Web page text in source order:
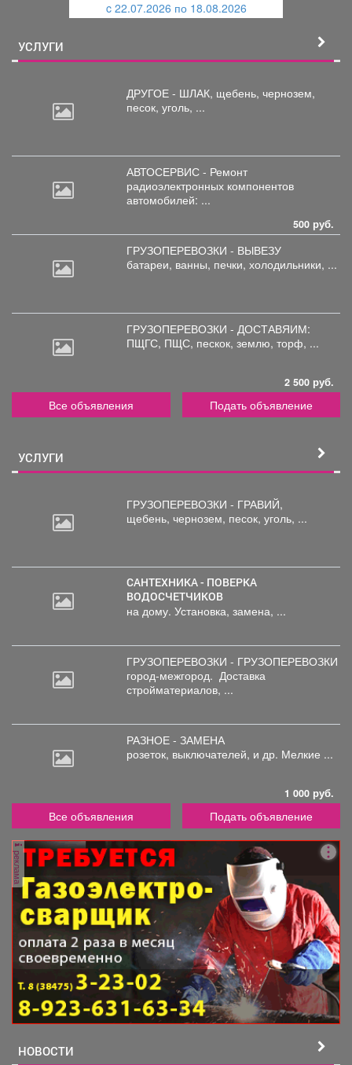
c 22.07.2026 по 18.08.2026
УСЛУГИ
ДРУГОЕ - ШЛАК, щебень, чернозем,
песок, уголь, ...
АВТОСЕРВИС - Ремонт
радиоэлектронных компонентов
автомобилей: ...
500 руб.
ГРУЗОПЕРЕВОЗКИ - ВЫВЕЗУ
батареи, ванны, печки, холодильники, ...
ГРУЗОПЕРЕВОЗКИ - ДОСТАВЯИМ:
ПЩГС, ПЩС, пескок, землю, торф, ...
2 500 руб.
Все объявления Подать объявление
УСЛУГИ
ГРУЗОПЕРЕВОЗКИ - ГРАВИЙ,
щебень, чернозем, песок, уголь, ...
САНТЕХНИКА - ПОВЕРКА
ВОДОСЧЕТЧИКОВ
на дому. Установка, замена, ...
ГРУЗОПЕРЕВОЗКИ - ГРУЗОПЕРЕВОЗКИ
город-межгород. Доставка
стройматериалов, ...
РАЗНОЕ - ЗАМЕНА
розеток, выключателей, и др. Мелкие ...
1 000 руб.
Все объявления Подать объявление
реклама
НОВОСТИ